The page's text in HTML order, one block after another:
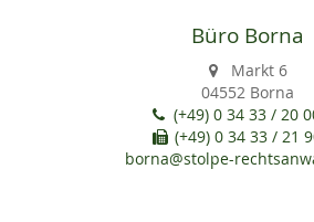
Büro Borna
Markt 6
04552 Borna
(+49) 0 34 33 / 20
(+49) 0 34 33 / 21
borna@stolpe-